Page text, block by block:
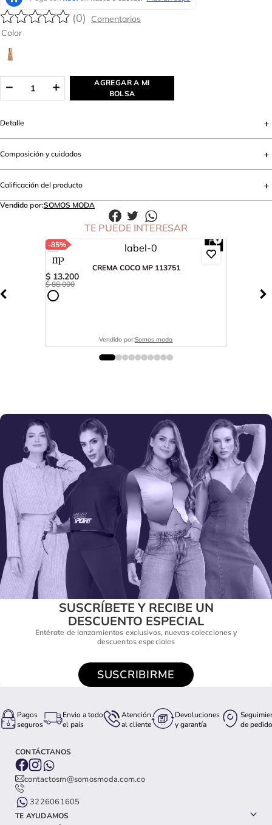
(0)
Color
AGREGAR A MI
BOLSA
Detalle
Composición y cuidados
Calificación del producto
Vendido por:SOMOS MODA
TE PUEDE INTERESAR
-85%
CREMA COCO MP 113751
$ 13.200
$ 88.000
Vendido por:Somos moda
SUSCRÍBETE Y RECIBE UN
DESCUENTO ESPECIAL
Entérate de lanzamientos exclusivos, nuevas colecciones y
descuentos especiales
SUSCRIBIRME
Pagos
seguros
Envio a todo
el país
Atención
al cliente
Devoluciones
y garantía
de pedido
CONTÁCTANOS
contactosm@somosmoda.com.co
3226061605
TE AYUDAMOS